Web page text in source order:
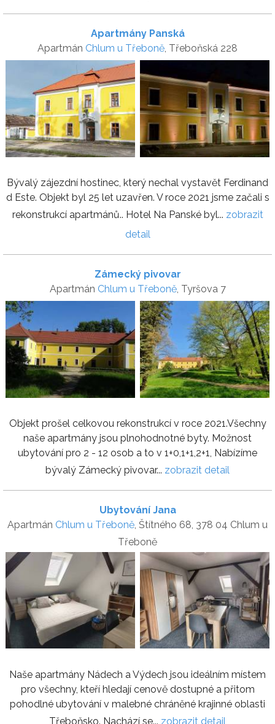
Apartmány Panská
Apartmán Chlum u Třeboně, Třeboňská 228
Bývalý zájezdní hostinec, který nechal vystavět Ferdinand
d Este. Objekt byl 25 let uzavřen. V roce 2021 jsme začali s
rekonstrukcí apartmánů.. Hotel Na Panské byl... zobrazit
detail
Zámecký pivovar
Apartmán Chlum u Třeboně, Tyršova 7
Objekt prošel celkovou rekonstrukcí v roce 2021.Všechny
naše apartmány jsou plnohodnotné byty. Možnost
ubytování pro 2 - 12 osob a to v 1+0,1+1,2+1, Nabízíme
bývalý Zámecký pivovar... zobrazit detail
Ubytování Jana
Apartmán Chlum u Třeboně, Štítného 68, 378 04 Chlum u
Třeboně
Naše apartmány Nádech a Výdech jsou ideálním místem
pro všechny, kteří hledají cenově dostupné a přitom
pohodlné ubytování v malebné chráněné krajinné oblasti
Třeboňsko. Nachází se... zobrazit detail